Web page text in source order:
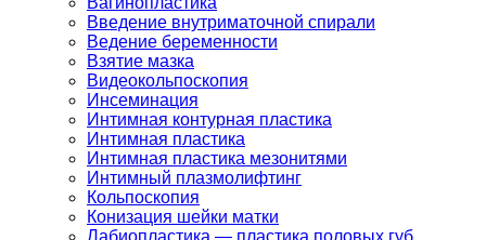
Введение внутриматочной спирали
Ведение беременности
Взятие мазка
Видеокольпоскопия
Инсеминация
Интимная контурная пластика
Интимная пластика
Интимная пластика мезонитями
Интимный плазмолифтинг
Кольпоскопия
Конизация шейки матки